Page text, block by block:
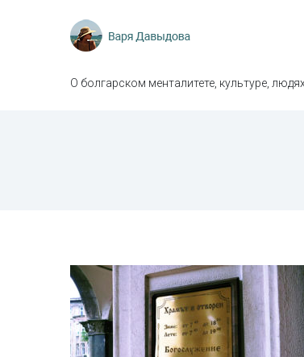
О болгарском менталитете, культуре,